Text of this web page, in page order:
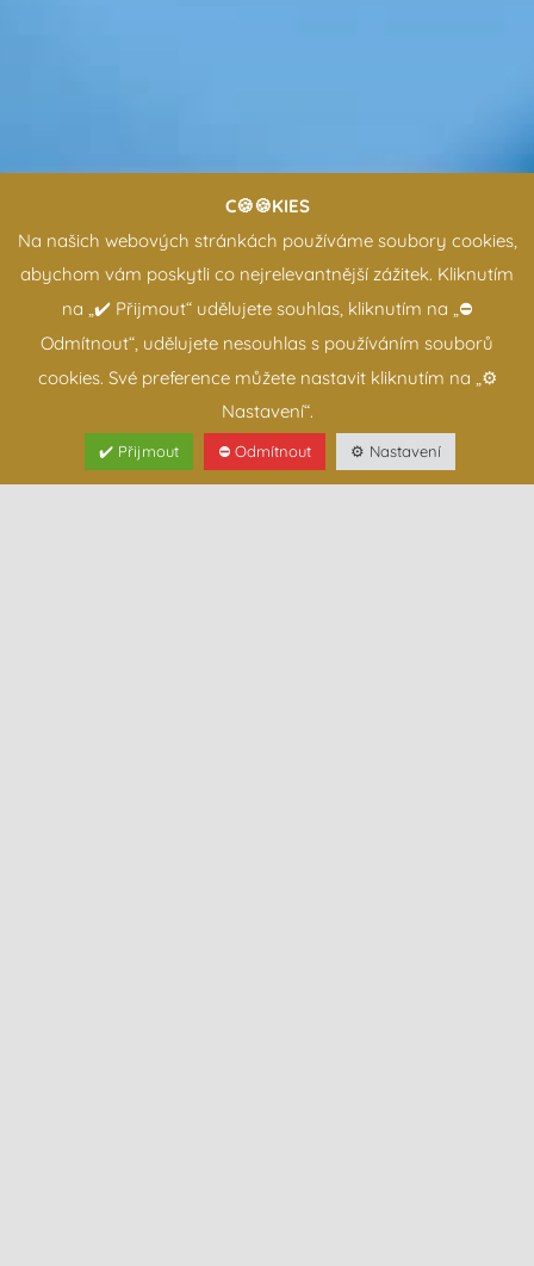
O Živé vodě
C🍪🍪KIES
Na našich webových stránkách používáme soubory cookies,
abychom vám poskytli co nejrelevantnější zážitek. Kliknutím
na „✔️ Přijmout“ udělujete souhlas, kliknutím na „⛔️
Odmítnout“, udělujete nesouhlas s používáním souborů
cookies. Své preference můžete nastavit kliknutím na „⚙️
Nastavení“.
✔️ Přijmout ⛔️ Odmítnout ⚙️ Nastavení